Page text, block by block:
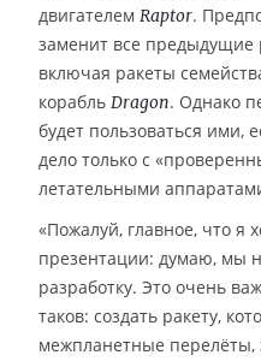
двигателем Raptor.
заменит все предыдущие
включая ракеты
корабль Dragon. Однако
будет пользоваться ими,
дело только с
летательными
«Пожалуй, главное, что я
презентации: думаю, мы
разработку. Это очень
таков: создать ракету,
межпланетные перелёты,